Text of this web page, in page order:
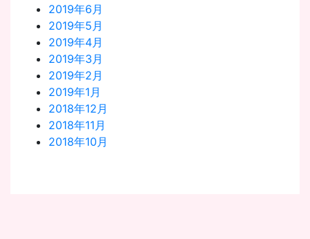
2019年6月
2019年5月
2019年4月
2019年3月
2019年2月
2019年1月
2018年12月
2018年11月
2018年10月